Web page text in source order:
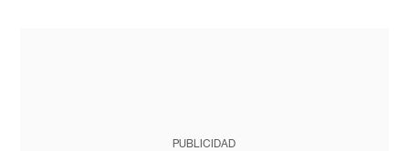
PUBLICIDAD